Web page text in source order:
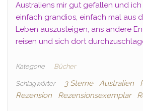
Australiens mir gut gefallen und
einfach grandios, einfach mal aus
Leben auszusteigen, ans andere
reisen und sich dort
Kategorie Bücher
Schlagwörter 3 Sterne Australien
Rezension
Rezensionsexemplar